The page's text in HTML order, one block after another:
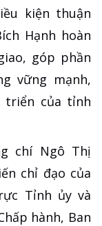
kiện thuận
Hạnh hoàn
góp phần
vững mạnh,
triển của tỉnh
chí Ngô Thị
chỉ đạo của
Tỉnh ủy và
hành, Ban